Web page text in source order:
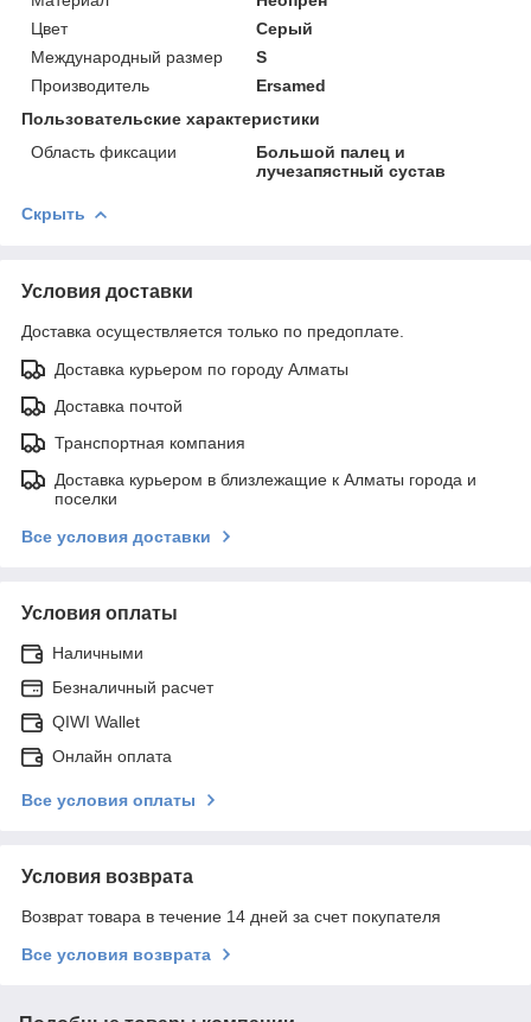
Цвет
Серый
Международный размер
S
Производитель
Ersamed
Пользовательские характеристики
Область фиксации
Большой палец и
лучезапястный сустав
Скрыть
Условия доставки
Доставка осуществляется только по предоплате.
Доставка курьером по городу Алматы
Доставка почтой
Транспортная компания
Доставка курьером в близлежащие к Алматы города и
поселки
Все условия доставки
Условия оплаты
Наличными
Безналичный расчет
QIWI Wallet
Онлайн оплата
Все условия оплаты
Условия возврата
Возврат товара в течение 14 дней за счет покупателя
Все условия возврата